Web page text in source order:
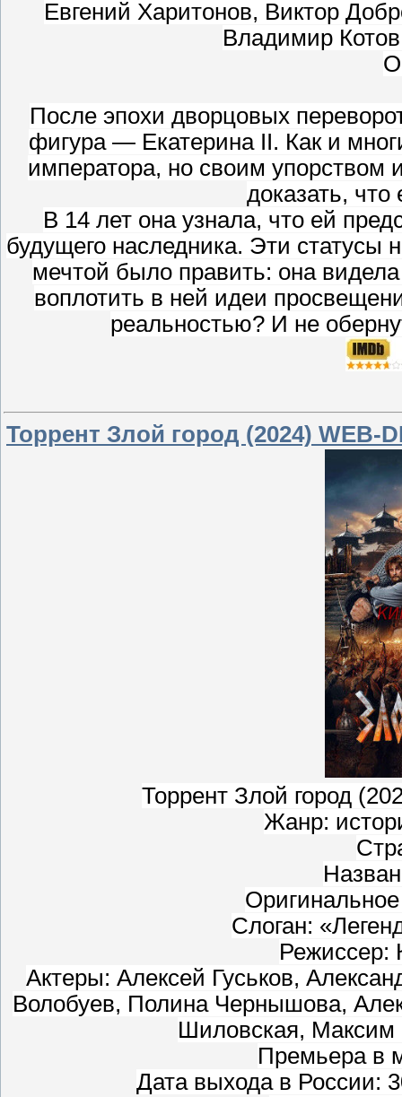
Евгений Харитонов, Виктор
Владимир
После эпохи дворцовых
фигура — Екатерина II. Как и
императора, но своим упорством
доказать, что
В 14 лет она узнала, что ей
будущего наследника. Эти статусы
мечтой было править: она
воплотить в ней идеи
реальностью? И не
Торрент Злой город (2024) WEB-
Торрент Злой город
Жанр:
Слоган:
Режиссер:
Актеры: Алексей Гуськов,
Волобуев, Полина Чернышова,
Шиловская, Максим
Премьера в
Дата выхода в России: